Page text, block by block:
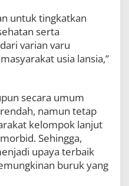
untuk tingkatkan
serta
varian varu
usia lansia,”
secara umum
namun tetap
kelompok lanjut
Sehingga,
upaya terbaik
buruk yang